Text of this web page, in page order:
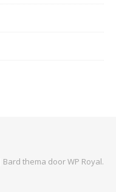
Bard thema doorWP Royal.